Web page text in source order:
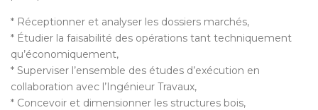
* Réceptionner et analyser les dossiers marchés,
* Étudier la faisabilité des opérations tant techniquement
qu’économiquement,
* Superviser l’ensemble des études d’exécution en
collaboration avec l’Ingénieur Travaux,
* Concevoir et dimensionner les structures bois,